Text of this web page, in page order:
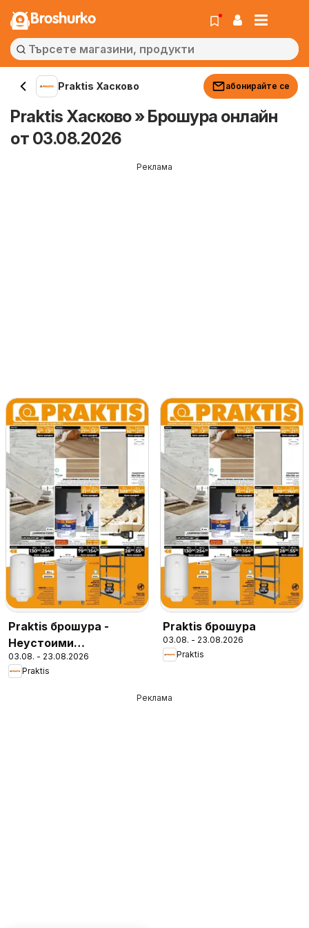
Broshurko
Praktis Хасково абонирайте се
Praktis Хасково » Брошура онлайн
от 03.08.2026
Реклама
Praktis брошура -
Неустоими
предложения
03.08. - 23.08.2026
Praktis
Praktis брошура
03.08. - 23.08.2026
Praktis
Реклама